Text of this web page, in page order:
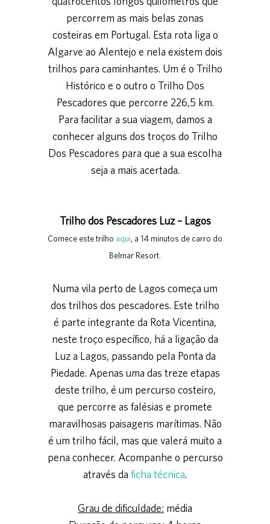
percorrem as mais belas zonas
costeiras em Portugal. Esta rota liga o
Algarve ao Alentejo e nela existem dois
trilhos para caminhantes. Um é o Trilho
Histórico e o outro o Trilho Dos
Pescadores que percorre 226,5 km.
Para facilitar a sua viagem, damos a
conhecer alguns dos troços do Trilho
Dos Pescadores para que a sua escolha
seja a mais acertada.
Trilho dos Pescadores Luz – Lagos
Comece este trilho aqui , a 14 minutos de carro do
Belmar Resort.
Numa vila perto de Lagos começa um
dos trilhos dos pescadores. Este trilho
é parte integrante da Rota Vicentina,
neste troço específico, há a ligação da
Luz a Lagos, passando pela Ponta da
Piedade. Apenas uma das treze etapas
deste trilho, é um percurso costeiro,
que percorre as falésias e promete
maravilhosas paisagens marítimas. Não
é um trilho fácil, mas que valerá muito a
pena conhecer. Acompanhe o percurso
através da ficha técnica.
Grau de dificuldade: média